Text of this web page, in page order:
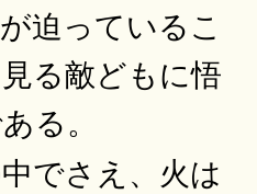
迫っているこ
る敵どもに悟
る。
でさえ、火は